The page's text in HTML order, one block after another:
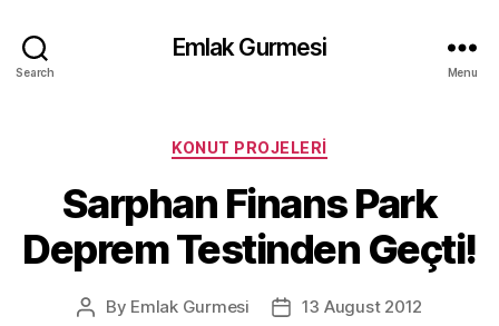
Search
Emlak Gurmesi
Menu
Categories
KONUT PROJELERI
Sarphan Finans Park
Deprem Testinden Geçti!
Post
By Emlak Gurmesi
Post13 August 2012